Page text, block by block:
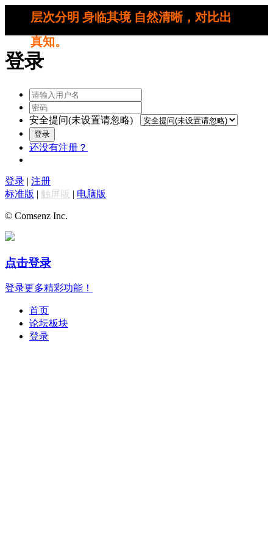
层次分明 身临其境 自然清晰，对比出
真知。
登录
安全提问(未设置请忽略)
登录
还没有注册？
登录 | 注册
标准版 | 触屏版 | 电脑版
© Comsenz Inc.
点击登录
登录更多精彩功能！
首页
论坛板块
登录